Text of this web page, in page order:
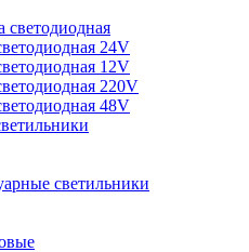
светодиодная
24V
12V
220V
48V
светильники